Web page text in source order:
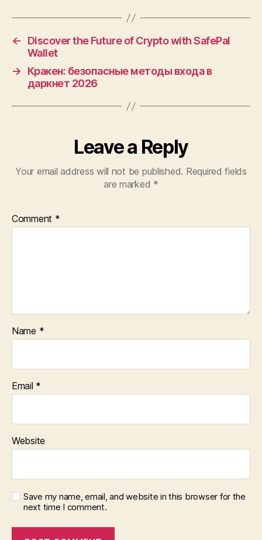
←
Discover the Future of Crypto with SafePal
Wallet
→
Кракен: безопасные методы входа в
даркнет 2026
Leave a Reply
Your email address will not be published. Required fields
are marked *
Comment *
Name *
Email *
Website
Save my name, email, and website in this browser for the
next time I comment.